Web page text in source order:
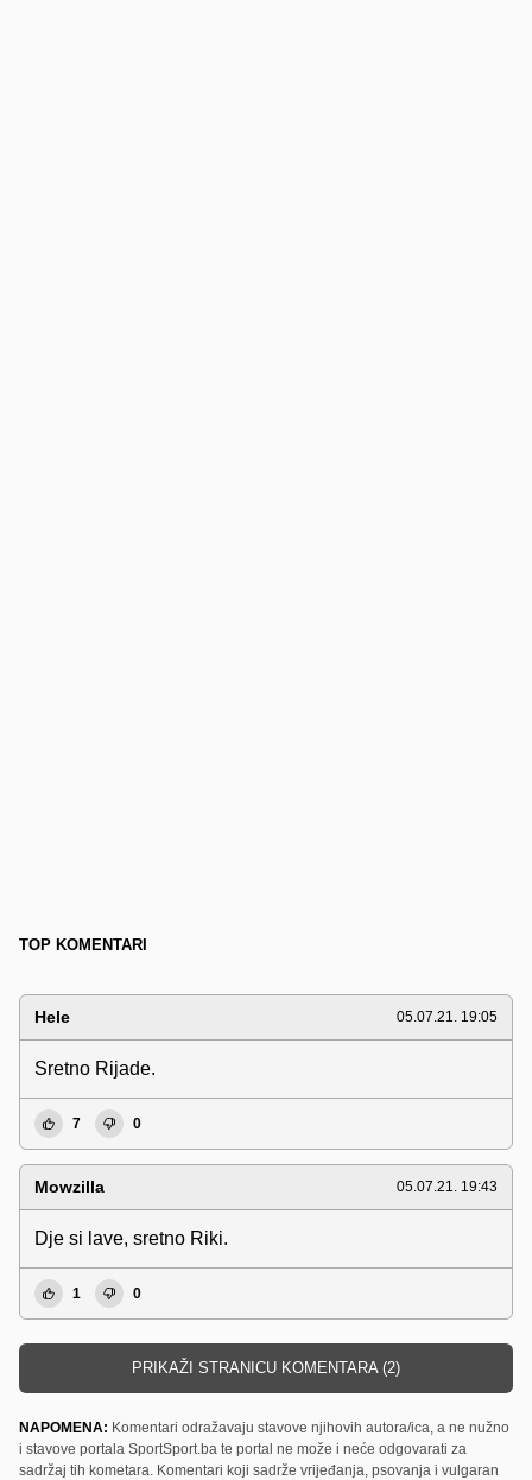
TOP KOMENTARI
Hele 05.07.21. 19:05
Sretno Rijade.
7 0
Mowzilla 05.07.21. 19:43
Dje si lave, sretno Riki.
1 0
PRIKAŽI STRANICU KOMENTARA (2)
NAPOMENA: Komentari odražavaju stavove njihovih autora/ica, a ne nužno
i stavove portala SportSport.ba te portal ne može i neće odgovarati za
sadržaj tih kometara. Komentari koji sadrže vrijeđanja, psovanja i vulgaran